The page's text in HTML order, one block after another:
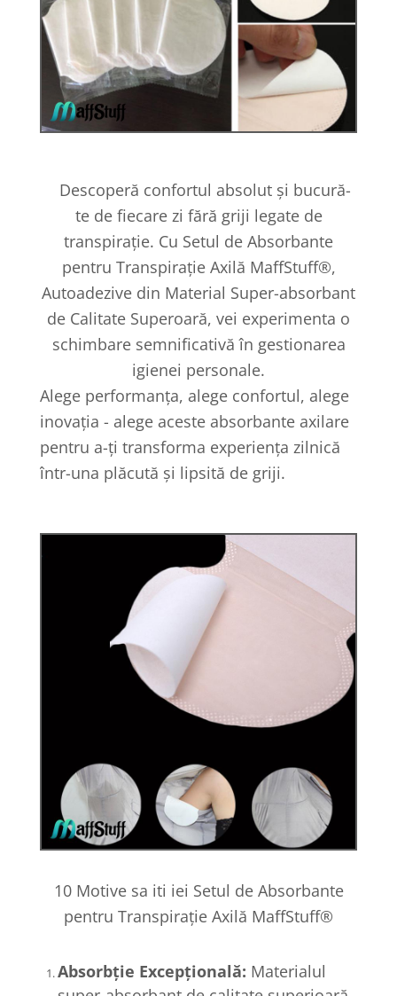
Descoperă confortul absolut și bucură-
te de fiecare zi fără griji legate de
transpirație. Cu Setul de Absorbante
pentru Transpirație Axilă MaffStuff®,
Autoadezive din Material Super-absorbant
de Calitate Superoară, vei experimenta o
schimbare semnificativă în gestionarea
igienei personale.
Alege performanța, alege confortul, alege
inovația - alege aceste absorbante axilare
pentru a-ți transforma experiența zilnică
într-una plăcută și lipsită de griji.
10 Motive sa iti iei Setul de Absorbante
pentru Transpirație Axilă MaffStuff®
Absorbție Excepțională: Materialul